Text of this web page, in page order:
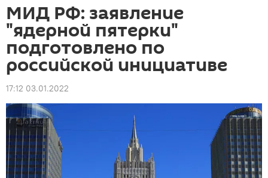
МИД РФ: заявление
"ядерной пятерки"
подготовлено по
российской инициативе
17:12 03.01.2022